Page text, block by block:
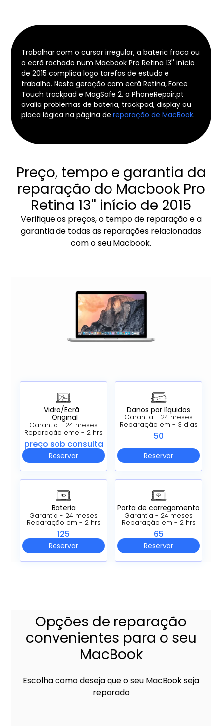
Trabalhar com o cursor irregular, a bateria fraca ou
o ecrã rachado num Macbook Pro Retina 13'' início
de 2015 complica logo tarefas de estudo e
trabalho. Nesta geração com ecrã Retina, Force
Touch trackpad e MagSafe 2, a PhoneRepair.pt
avalia problemas de bateria, trackpad, display ou
placa lógica na página de reparação de MacBook.
Preço, tempo e garantia da
reparação do Macbook Pro
Retina 13'' início de 2015
Verifique os preços, o tempo de reparação e a
garantia de todas as reparações relacionadas
com o seu Macbook.
Vidro/Ecrã
Original
Garantia - 24 meses
Reparação eme - 2 hrs
preço sob consulta
Reservar
Danos por líquidos
Garantia - 24 meses
Reparação em - 3 dias
50
Reservar
Bateria
Garantia - 24 meses
Reparação em - 2 hrs
125
Reservar
Porta de carregamento
Garantia - 24 meses
Reparação em - 2 hrs
65
Reservar
Opções de reparação
convenientes para o seu
MacBook
Escolha como deseja que o seu MacBook seja
reparado